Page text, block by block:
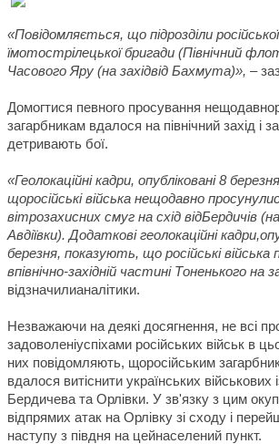
«Повідомляється, що підрозділи
їмотострілецької бригади (Північний
Часового Яру (на західвід Бахмута)», –
Домогтися певного просування
загарбникам вдалося на північний захід і
детривають бої.
«Геолокаційні кадри, опубліковані 8
щоросійські війська нещодавно
вітрозахисних смуг на схід відБердичів (на
Авдіївки). Додаткові геолокаційні
березня, показують, що російські війська
впівнічно-західній частині Тоненького на
відзначилианалітики.
Незважаючи на деякі досягнення, не всі
задоволеніуспіхами російських військ в
них повідомляють, щоросійським
вдалося витіснити українських військових
Бердичева та Орлівки. У зв'язку з цим
відпрямих атак на Орлівку зі сходу і
наступу з півдня на цейнаселений пункт.